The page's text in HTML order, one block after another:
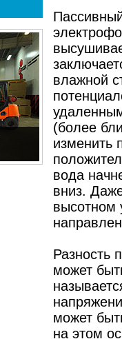
влажной
(более
изменить
вода
вниз.
высотном
Разность
может
может
на этом